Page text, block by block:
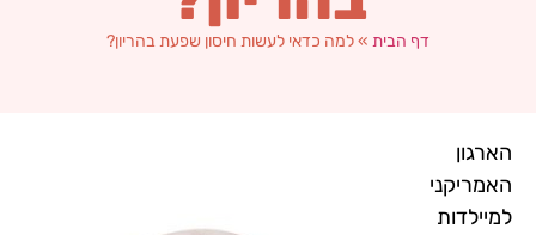
דף הבית »למה כדאי לעשות חיסון שפעת בהריון?
הארגון
האמריקני
למיילדות